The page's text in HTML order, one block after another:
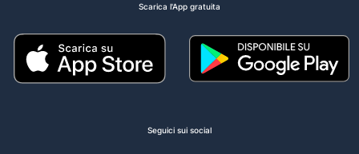
Scarica l'App gratuita
Seguici sui social